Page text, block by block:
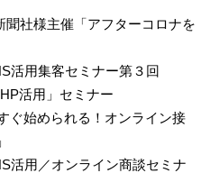
社様主催「アフターコロナを
活用集客セミナー第３回
活用」セミナー
ぐ始められる！オンライン接
活用／オンライン商談セミナ